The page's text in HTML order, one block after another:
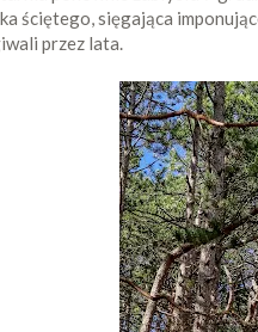
ściętego, sięgająca
przez lata.